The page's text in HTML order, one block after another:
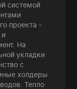
системой
проекта -
и
На
укладки
с
холдеры
Тепло